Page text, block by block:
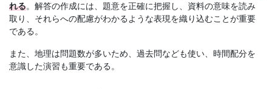
れる。解答の作成には、題意を正確に把握し、資料の意味を読み
取り、それらへの配慮がわかるような表現を織り込むことが重要
である。
また、地理は問題数が多いため、過去問なども使い、時間配分を
意識した演習も重要である。